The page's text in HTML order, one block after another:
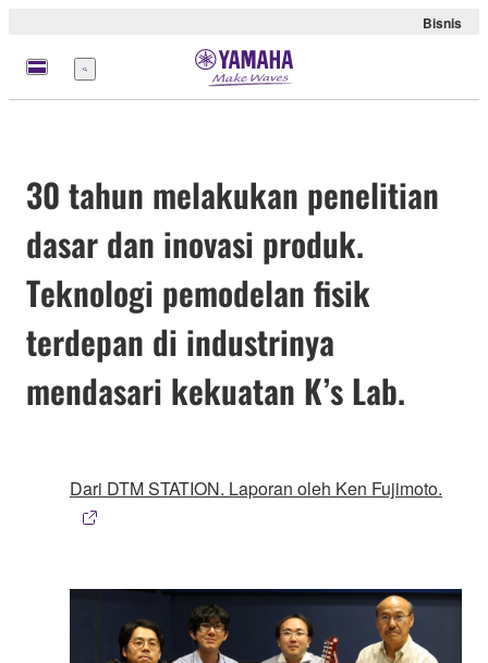
Bisnis
Menu
30 tahun melakukan penelitian
dasar dan inovasi produk.
Teknologi pemodelan fisik
terdepan di industrinya
mendasari kekuatan K’s Lab.
Dari DTM STATION. Laporan oleh Ken Fujimoto.